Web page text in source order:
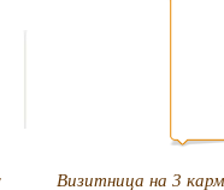
Визитница на 3